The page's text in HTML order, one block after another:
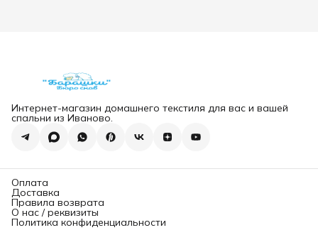
Интернет-магазин домашнего текстиля для вас и вашей
спальни из Иваново.
Оплата
Доставка
Правила возврата
О нас / реквизиты
Политика конфиденциальности